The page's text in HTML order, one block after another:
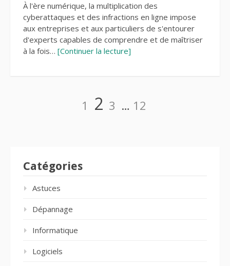
À l'ère numérique, la multiplication des
cyberattaques et des infractions en ligne impose
aux entreprises et aux particuliers de s'entourer
d'experts capables de comprendre et de maîtriser
à la fois… [Continuer la lecture]
PaginationPage
1 Page
2 Page
3 … Page
12
Catégories
Astuces
Dépannage
Informatique
Logiciels